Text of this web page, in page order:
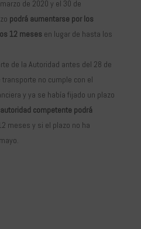
de 2020 y el 30 de
podrá aumentarse por los
12 meses en lugar de hasta los
de la Autoridad antes del 28 de
no cumple con el
y ya se había fijado un plazo
competente podrá
meses y si el plazo no ha